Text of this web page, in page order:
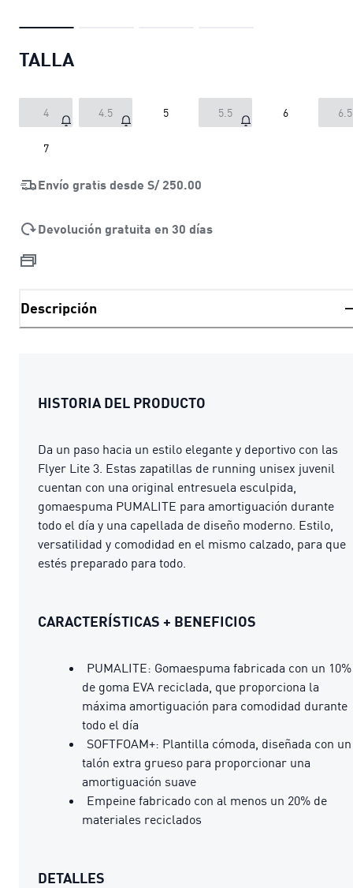
TALLA
4 4.5 5 5.5 6 6.5
7
Envío gratis desde S/ 250.00
Devolución gratuita en 30 días
Descripción
HISTORIA DEL PRODUCTO
Da un paso hacia un estilo elegante y deportivo con las
Flyer Lite 3. Estas zapatillas de running unisex juvenil
cuentan con una original entresuela esculpida,
gomaespuma PUMALITE para amortiguación durante
todo el día y una capellada de diseño moderno. Estilo,
versatilidad y comodidad en el mismo calzado, para que
estés preparado para todo.
CARACTERÍSTICAS + BENEFICIOS
PUMALITE: Gomaespuma fabricada con un 10%
de goma EVA reciclada, que proporciona la
máxima amortiguación para comodidad durante
todo el día
SOFTFOAM+: Plantilla cómoda, diseñada con un
talón extra grueso para proporcionar una
amortiguación suave
Empeine fabricado con al menos un 20% de
materiales reciclados
DETALLES